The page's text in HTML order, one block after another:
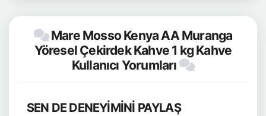
Mare Mosso Kenya AA Muranga
Yöresel Çekirdek Kahve 1 kg Kahve
Kullanıcı Yorumları
SEN DE DENEYİMİNİ PAYLAŞ